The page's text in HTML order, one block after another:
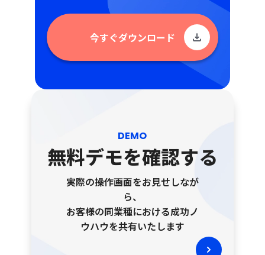
今すぐダウンロード
DEMO
無料デモを確認する
実際の操作画面をお見せしなが
ら、
お客様の同業種における成功ノ
ウハウを共有いたします